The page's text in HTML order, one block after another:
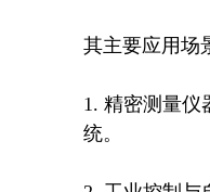
其主要应用场
1. 精密测量仪
统。